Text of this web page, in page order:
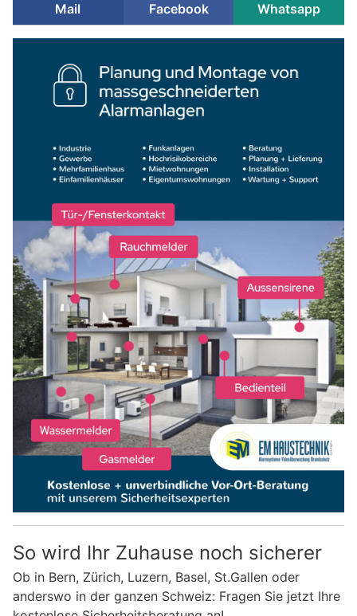
Mail
Facebook Whatsapp
So wird Ihr Zuhause noch sicherer
Ob in Bern, Zürich, Luzern, Basel, St.Gallen oder
anderswo in der ganzen Schweiz: Fragen Sie jetzt Ihre